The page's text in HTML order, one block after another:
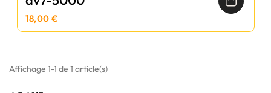
18,00 €
Affichage 1-1 de 1 article(s)